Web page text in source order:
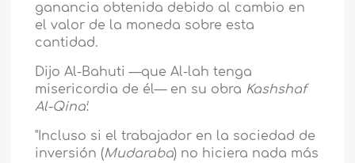
ganancia obtenida debido al cambio en
el valor de la moneda sobre esta
cantidad.
Dijo Al-Bahuti —que Al-lah tenga
misericordia de él— en su obra Kashshaf
Al-Qina':
"Incluso si el trabajador en la sociedad de
inversión (Mudaraba) no hiciera nada más